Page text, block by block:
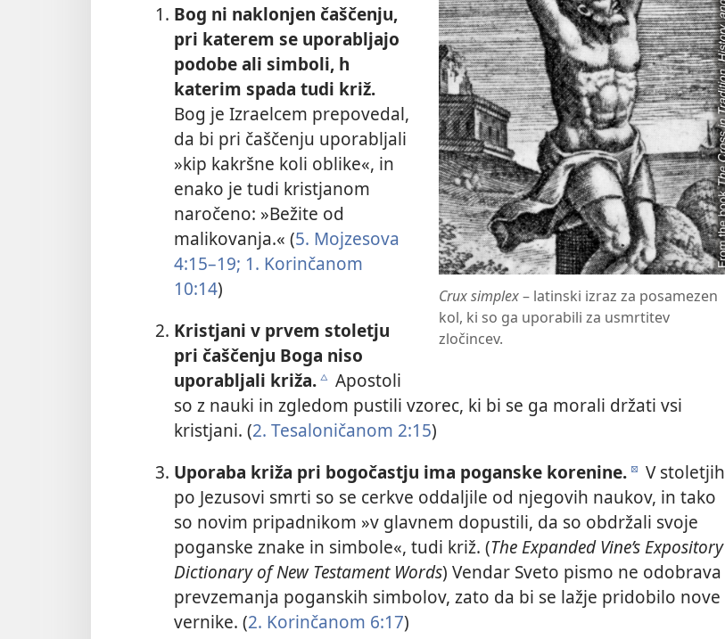
Crux simplex– latinski izraz za posamezen
kol, ki so ga uporabili za usmrtitev
zločincev.
Bog ni naklonjen čaščenju,
pri katerem se uporabljajo
podobe ali simboli, h
katerim spada tudi križ.
Bog je Izraelcem prepovedal,
da bi pri čaščenju uporabljali
»kip kakršne koli oblike«, in
enako je tudi kristjanom
naročeno: »Bežite od
malikovanja.« (5. Mojzesova
4:15–19; 1. Korinčanom
10:14)
Kristjani v prvem stoletju
pri čaščenju Boga niso
uporabljali križa.c Apostoli
so z nauki in zgledom pustili vzorec, ki bi se ga morali držati vsi
kristjani. (2. Tesaloničanom 2:15)
Uporaba križa pri bogočastju ima poganske korenine. d V stoletjih
po Jezusovi smrti so se cerkve oddaljile od njegovih naukov, in tako
so novim pripadnikom »v glavnem dopustili, da so obdržali svoje
poganske znake in simbole«, tudi križ. (The Expanded Vine’s Expository
Dictionary of New Testament Words) Vendar Sveto pismo ne odobrava
prevzemanja poganskih simbolov, zato da bi se lažje pridobilo nove
vernike. (2. Korinčanom 6:17)